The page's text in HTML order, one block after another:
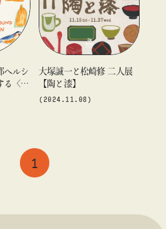
#デザイン
ー ト 高輪
#ビームス ジャパン
ェニカ
#マンガ
録
#ライブ #レコード
#写真
#現代アート #絵画
ヘルシ
る〈H
大塚誠一と松崎修 二人展
【陶と漆】
(2024.11.08)
1